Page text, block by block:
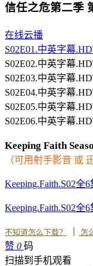
信任之危第二季
在线云播
S02E01.中英字幕
S02E02.中英字幕
S02E03.中英字幕
S02E04.中英字幕
S02E05.中英字幕
S02E06.中英字幕
Keeping Faith
（可用射手影音 或
Keeping.Faith.S02全
Keeping.Faith.S02全
不知道怎么下载？ 怎
赞 0 码
扫描到手机观看